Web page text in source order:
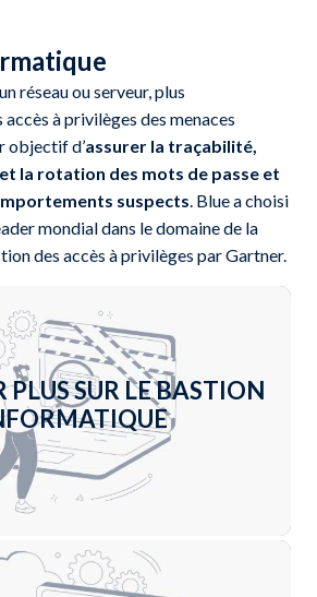
réseau ou serveur, plus
à privilèges des menaces
objectif d’assurer la traçabilité,
la rotation des mots de passe et
suspects. Blue a choisi
mondial dans le domaine de la
des accès à privilèges par Gartner.
PLUS SUR LE BASTION
En savoir plus +